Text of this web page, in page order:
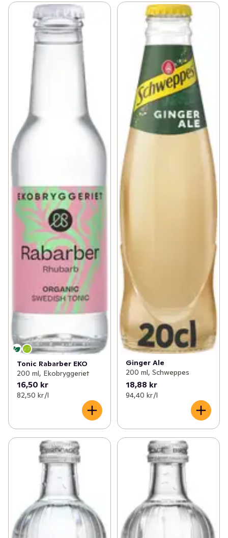
Tonic Rabarber EKO
200 ml, Ekobryggeriet
16,50 kr
82,50 kr /l
Ginger Ale
200 ml, Schweppes
18,88 kr
94,40 kr /l